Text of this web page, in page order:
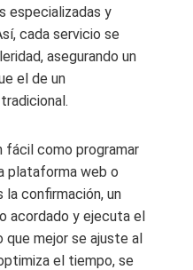
especializadas y
cada servicio se
asegurando un
el de un
fácil como programar
plataforma web o
la confirmación, un
acordado y ejecuta el
mejor se ajuste al
el tiempo, se